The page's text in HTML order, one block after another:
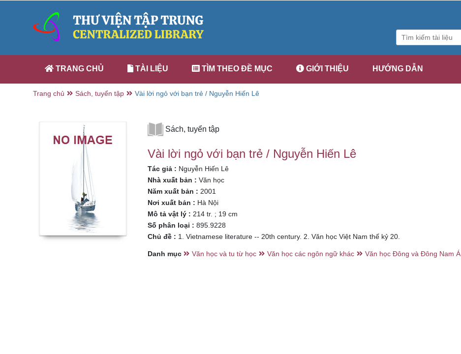
TRANG CHỦ TÀI LIỆU TÌM THEO ĐỀ MỤC GIỚI THIỆU HƯỚNG DẪN
Trang chủ Sách, tuyển tập Vài lời ngỏ với bạn trẻ / Nguyễn Hiến Lê
Sách, tuyển tập
Vài lời ngỏ với bạn trẻ / Nguyễn Hiến Lê
Tác giả : Nguyễn Hiến Lê
Nhà xuất bản : Văn học
Năm xuất bản : 2001
Nơi xuất bản : Hà Nội
Mô tả vật lý : 214 tr. ; 19 cm
Số phân loại : 895.9228
Chủ đề : 1. Vietnamese literature -- 20th century. 2. Văn học Việt Nam thế kỷ 20.
Danh mục Văn học và tu từ học Văn học các ngôn ngữ khác Văn học Đông và Đông Nam Á